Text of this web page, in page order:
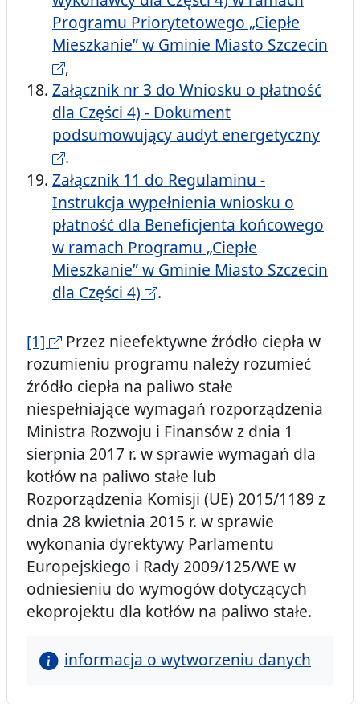
Programu Priorytetowego „Ciepłe
Mieszkanie” w Gminie Miasto Szczecin
,
Załącznik nr 3 do Wniosku o płatność
dla Części 4) - Dokument
podsumowujący audyt energetyczny
.
Załącznik 11 do Regulaminu -
Instrukcja wypełnienia wniosku o
płatność dla Beneficjenta końcowego
w ramach Programu „Ciepłe
Mieszkanie” w Gminie Miasto Szczecin
dla Części 4)
.
[1]
Przez nieefektywne źródło ciepła w
rozumieniu programu należy rozumieć
źródło ciepła na paliwo stałe
niespełniające wymagań rozporządzenia
Ministra Rozwoju i Finansów z dnia 1
sierpnia 2017 r. w sprawie wymagań dla
kotłów na paliwo stałe lub
Rozporządzenia Komisji (UE) 2015/1189 z
dnia 28 kwietnia 2015 r. w sprawie
wykonania dyrektywy Parlamentu
Europejskiego i Rady 2009/125/WE w
odniesieniu do wymogów dotyczących
ekoprojektu dla kotłów na paliwo stałe.
informacja o wytworzeniu danych